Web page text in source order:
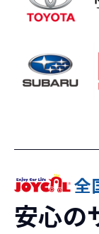
全
安心の